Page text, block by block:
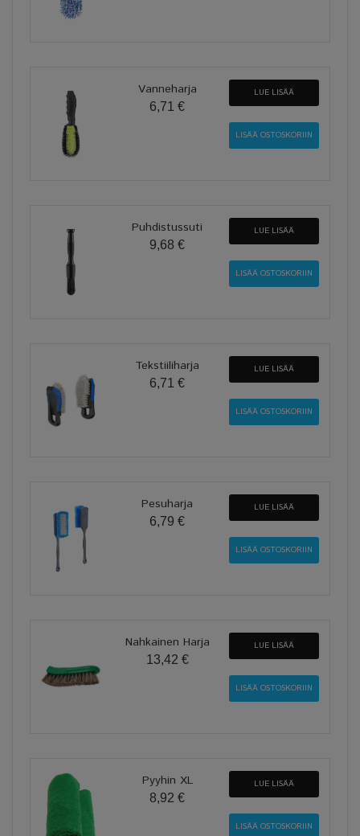
Vanneharja
6,71 €
LUE LISÄÄ
Puhdistussuti
9,68 €
LUE LISÄÄ
Tekstiiliharja
6,71 €
LUE LISÄÄ
Pesuharja
6,79 €
LUE LISÄÄ
Nahkainen Harja
13,42 €
LUE LISÄÄ
Pyyhin XL
8,92 €
LUE LISÄÄ